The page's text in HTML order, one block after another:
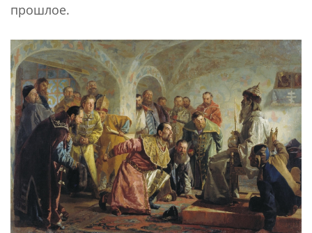
прошлое.